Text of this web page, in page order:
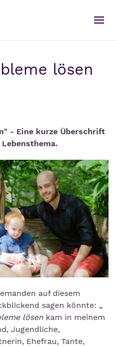
lösen
- Eine kurze Überschrift
auf diesem
sagen könnte: „
lösen kam in meinem
Jugendliche,
Ehefrau, Tante,